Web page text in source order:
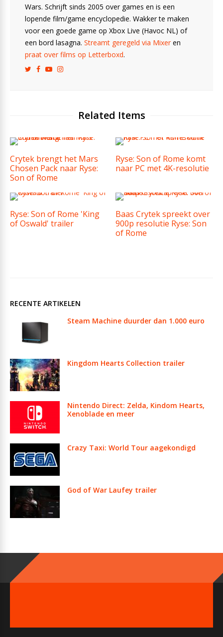
Wars. Schrijft sinds 2005 over games en is een
lopende film/game encyclopedie. Wakker te maken
voor een goede game op Xbox Live (Havoc NL) of
een bord lasagna. Streamt geregeld via Mixeren
praat over films op Letterboxd.
Related Items
Crytek brengt het Mars
Chosen Pack naar Ryse:
Son of Rome
Ryse: Son of Rome komt
naar PC met 4K-resolutie
Ryse: Son of Rome 'King
of Oswald' trailer
Baas Crytek spreekt over
900p resolutie Ryse: Son
of Rome
RECENTE ARTIKELEN
Steam Machine duurder dan 1.000 euro
Kingdom Hearts Collection trailer
Nintendo Direct: Zelda, Kindom Hearts,
Xenoblade en meer
Crazy Taxi: World Tour aagekondigd
God of War Laufey trailer